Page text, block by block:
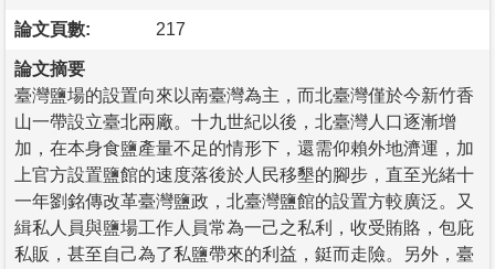
論文頁數: 217
論文摘要
臺灣鹽場的設置向來以南臺灣為主，而北臺灣僅於今新竹香
山一帶設立臺北兩廠。十九世紀以後，北臺灣人口逐漸增
加，在本身食鹽產量不足的情形下，還需仰賴外地濟運，加
上官方設置鹽館的速度落後於人民移墾的腳步，直至光緒十
一年劉銘傳改革臺灣鹽政，北臺灣鹽館的設置方較廣泛。又
緝私人員與鹽場工作人員常為一己之私利，收受賄賂，包庇
私販，甚至自己為了私鹽帶來的利益，鋌而走險。另外，臺